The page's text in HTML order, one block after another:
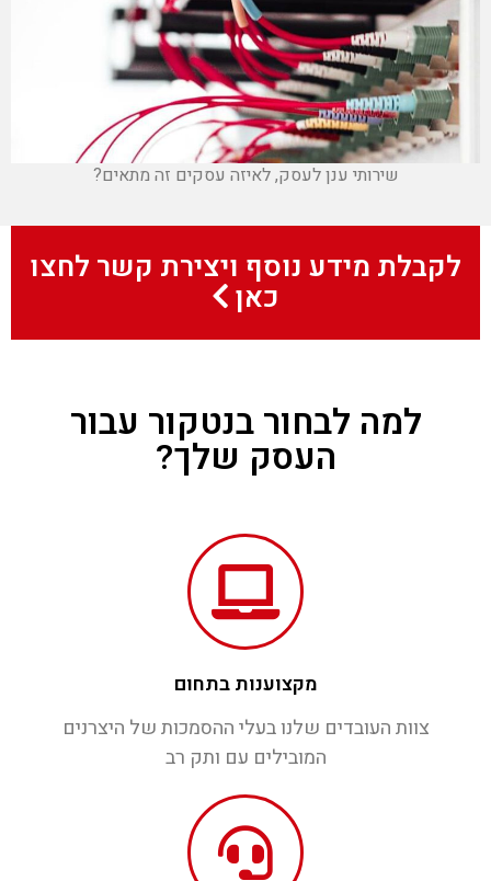
שירותי ענן לעסק, לאיזה עסקים זה מתאים?
לקבלת מידע נוסף ויצירת קשר לחצו
כאן
למה לבחור בנטקור עבור
העסק שלך?
מקצוענות בתחום
צוות העובדים שלנו בעלי ההסמכות של היצרנים
המובילים עם ותק רב